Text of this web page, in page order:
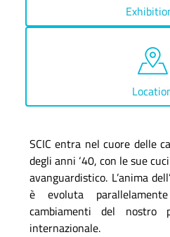
SCIC entra nel cuore delle
degli anni ‘40, con le sue
avanguardistico. L’anima
è evoluta
cambiamenti del nostro
internazionale.